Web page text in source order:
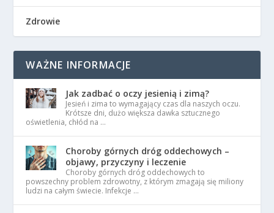
Zdrowie
WAŻNE INFORMACJE
Jak zadbać o oczy jesienią i zimą?
Jesień i zima to wymagający czas dla naszych oczu.
Krótsze dni, dużo większa dawka sztucznego
oświetlenia, chłód na …
Choroby górnych dróg oddechowych –
objawy, przyczyny i leczenie
Choroby górnych dróg oddechowych to
powszechny problem zdrowotny, z którym zmagają się miliony
ludzi na całym świecie. Infekcje …